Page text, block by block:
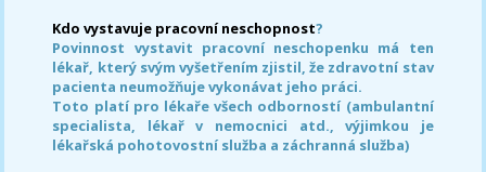
Kdo vystavuje pracovní neschopnost?
Povinnost vystavit pracovní neschopenku má ten
lékař, který svým vyšetřením zjistil, že zdravotní stav
pacienta neumožňuje vykonávat jeho práci.
Toto platí pro lékaře všech odborností (ambulantní
specialista, lékař v nemocnici atd., výjimkou je
lékařská pohotovostní služba a záchranná služba)